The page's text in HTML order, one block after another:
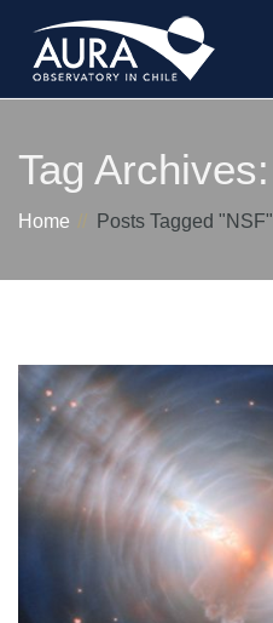
Tag Archives:
Home Posts Tagged "NSF"